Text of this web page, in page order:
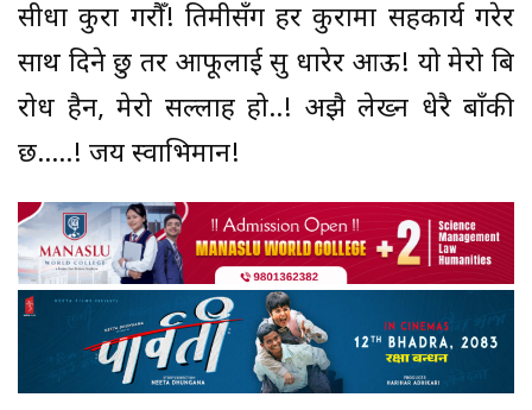
सीधा कुरा गरौँ! तिमीसँग हर कुरामा सहकार्य गरेर
साथ दिने छु तर आफूलाई सु धारेर आऊ! यो मेरो बि
रोध हैन, मेरो सल्लाह हो..! अझै लेख्न धेरै बाँकी
छ…..! जय स्वाभिमान!